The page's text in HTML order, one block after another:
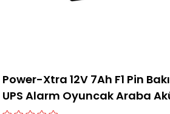
Power-Xtra 12V 7Ah F1 Pin
UPS Alarm Oyuncak Araba